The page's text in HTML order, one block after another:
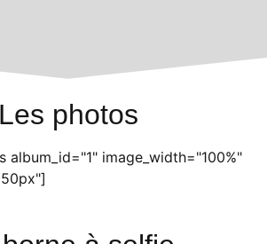
Les photos
album_id="1" image_width="100%"